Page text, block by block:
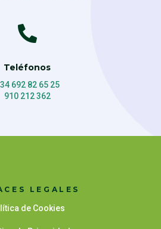

Teléfonos
692 82 65 25
910 212 362
LEGALES
de Cookies